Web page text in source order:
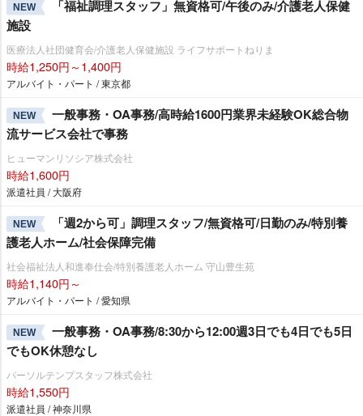
NEW
「福祉調理スタッフ」無資格可/午後のみ/介護老人保健
施設
医療法人社団健育会/介護老人保健施設 ライフサポートねりま
時給1,250円～1,400円
アルバイト・パート / 東京都
NEW
一般事務・OA事務/高時給1600円業界未経験OK総合物
流サービス会社で事務
ヒューマンリソシア株式会社
時給1,600円
派遣社員 / 大阪府
NEW
「週2から可」調理スタッフ/無資格可/日勤のみ/特別養
護老人ホーム/社会保障完備
社会福祉法人和進奉仕会/特別養護老人ホーム 守山豊生苑
時給1,140円～
アルバイト・パート / 愛知県
NEW
一般事務・OA事務/8:30から12:00週3日でも4日でも5日
でもOK休憩なし
パーソルテンプスタッフ株式会社
時給1,550円
派遣社員 / 神奈川県